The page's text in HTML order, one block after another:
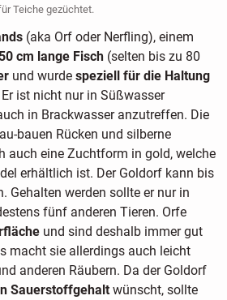
Teiche gezüchtet.
(aka Orf oder Nerfling), einem
cm lange Fisch(selten bis zu 80
und wurde speziell für die Haltung
ist nicht nur in Süßwasser
in Brackwasser anzutreffen. Die
bauen Rücken und silberne
auch eine Zuchtform in gold, welche
erhältlich ist. Der Goldorf kann bis
Gehalten werden sollte er nur in
fünf anderen Tieren. Orfe
und sind deshalb immer gut
macht sie allerdings auch leicht
anderen Räubern. Da der Goldorf
Sauerstoffgehaltwünscht, sollte